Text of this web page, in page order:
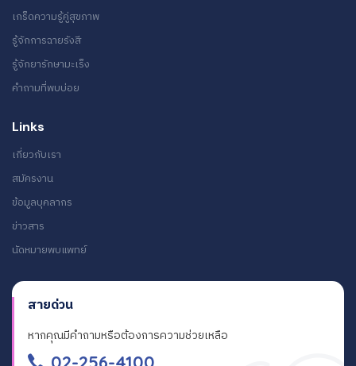
เกร็ดความรู้คู่สุขภาพ
รู้จักการฉายรังสี
รู้จักยารักษามะเร็ง
คำถามที่พบบ่อย
Links
เกี่ยวกับเรา
สมัครงาน
ข้อมูลบุคลากร
ข่าวสาร
นัดหมายพบแพทย์
สายด่วน
หากคุณมีคำถามหรือต้องการความช่วยเหลือ